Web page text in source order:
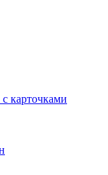
карточками